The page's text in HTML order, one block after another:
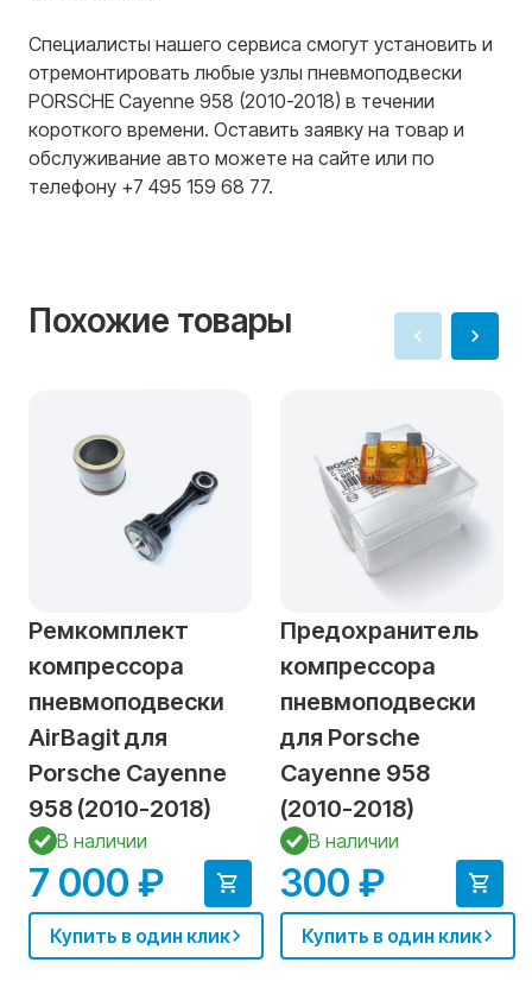
Специалисты нашего сервиса смогут установить и
отремонтировать любые узлы пневмоподвески
PORSCHE Cayenne 958 (2010-2018) в течении
короткого времени. Оставить заявку на товар и
обслуживание авто можете на сайте или по
телефону +7 495 159 68 77.
Похожие товары
Ремкомплект
компрессора
пневмоподвески
AirBagit для
Porsche Cayenne
958 (2010-2018)
В наличии
7 000 ₽
Купить в один клик
Предохранитель
компрессора
пневмоподвески
для Porsche
Cayenne 958
(2010-2018)
В наличии
300 ₽
Купить в один клик